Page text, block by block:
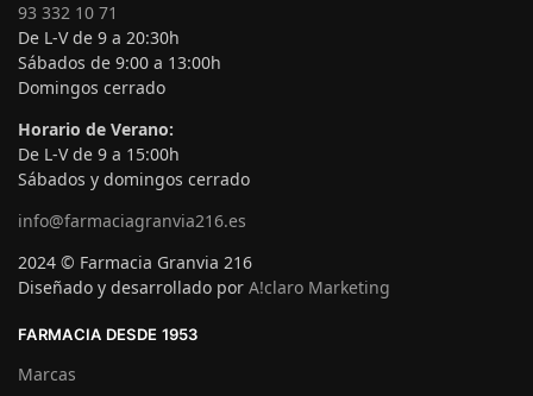
93 332 10 71
De L-V de 9 a 20:30h
Sábados de 9:00 a 13:00h
Domingos cerrado
Horario de Verano:
De L-V de 9 a 15:00h
Sábados y domingos cerrado
info@farmaciagranvia216.es
2024 © Farmacia Granvia 216
Diseñado y desarrollado por A!claro Marketing
FARMACIA DESDE 1953
Marcas